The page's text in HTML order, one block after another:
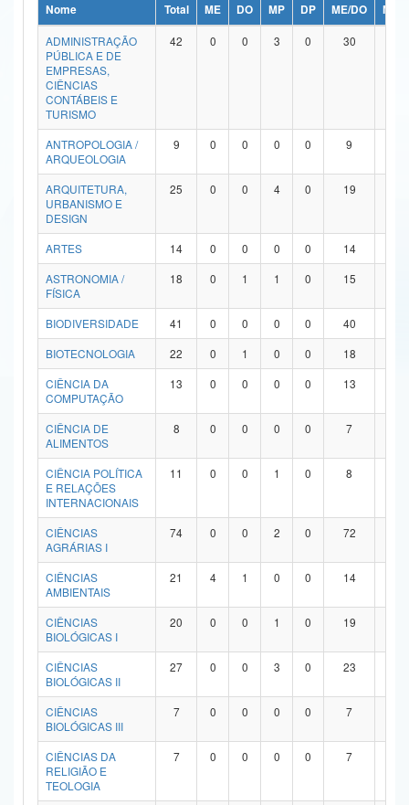
Ministério da Ciência, Tecnologia, Inovações e Comunicações
Ministério do Meio Ambiente
Ministério do Turismo
Ministério do Desenvolvimento Regional
Controladoria-Geral da União
Ministério da Mulher, da Família e dos Direitos Humanos
Secretaria de Governo
Advocacia-Geral da União
Banco Central do Brasil
Nome Total ME DO MP DP ME/DO
MP/
ADMINISTRAÇÃO
PÚBLICA E DE
EMPRESAS,
CIÊNCIAS
CONTÁBEIS E
TURISMO
42 0 0 3 0 30
ANTROPOLOGIA /
ARQUEOLOGIA
9 0 0 0 0 9
ARQUITETURA,
URBANISMO E
DESIGN
25 0 0 4 0 19
ARTES 14 0 0 0 0 14
ASTRONOMIA /
FÍSICA
18 0 1 1 0 15
BIODIVERSIDADE 41 0 0 0 0 40
BIOTECNOLOGIA
22 0 1 0 0 18
CIÊNCIA DA
COMPUTAÇÃO
13 0 0 0 0 13
CIÊNCIA DE
ALIMENTOS
8 0 0 0 0 7
CIÊNCIA POLÍTICA
E RELAÇÕES
INTERNACIONAIS
11 0 0 1 0 8
CIÊNCIAS
AGRÁRIAS I
74 0 0 2 0 72
CIÊNCIAS
AMBIENTAIS
21 4 1 0 0 14
CIÊNCIAS
BIOLÓGICAS I
20 0 0 1 0 19
CIÊNCIAS
BIOLÓGICAS II
27 0 0 3 0 23
CIÊNCIAS
BIOLÓGICAS III
7 0 0 0 0 7
CIÊNCIAS DA
RELIGIÃO E
TEOLOGIA
7 0 0 0 0 7